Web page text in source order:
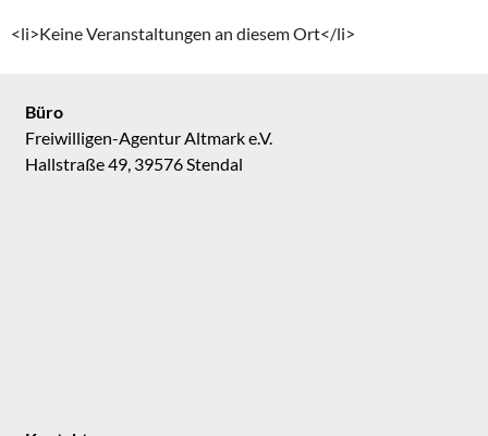
<li>Keine Veranstaltungen an diesem Ort</li>
Büro
Freiwilligen-Agentur Altmark e.V.
Hallstraße 49, 39576 Stendal